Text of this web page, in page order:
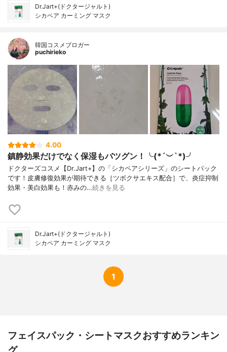
Dr.Jart+(ドクタージャルト)
シカペア カーミング マスク
韓国コスメブロガー
puchirieko
4.00
鎮静効果だけでなく保湿もバツグン！╰(*´︶`*)╯
ドクターズコスメ【Dr.Jart+】の「シカペアシリーズ」のシートパック
です！皮膚修復効果が期待できる［ツボクサエキス配合］で、炎症抑制
効果・美白効果も！赤みの…続きを見る
Dr.Jart+(ドクタージャルト)
シカペア カーミング マスク
1
フェイスパック・シートマスクおすすめランキン